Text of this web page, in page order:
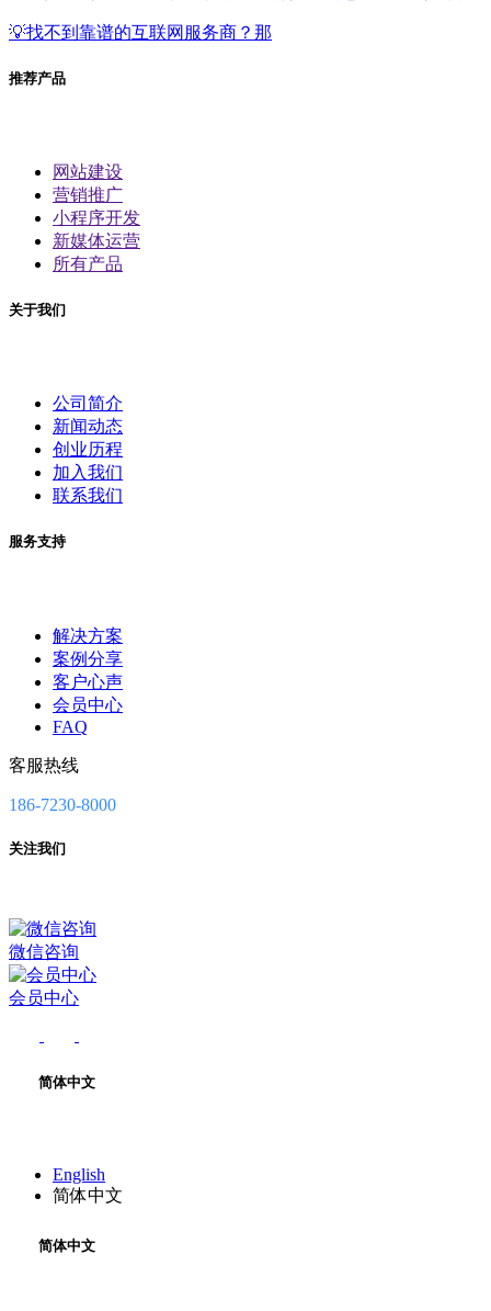
💡找不到靠谱的互联网服务商？那
推荐产品
网站建设
营销推广
小程序开发
新媒体运营
所有产品
关于我们
公司简介
新闻动态
创业历程
加入我们
联系我们
服务支持
解决方案
案例分享
客户心声
会员中心
FAQ
客服热线
186-7230-8000
关注我们
微信咨询
会员中心
简体中文
English
简体中文
简体中文